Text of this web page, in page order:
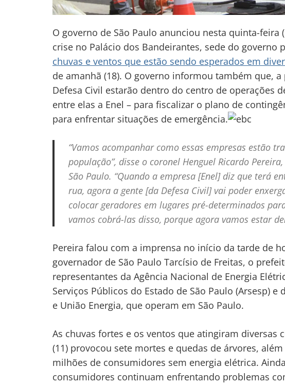
O governo de São Paulo anunciou nesta quinta-
crise no Palácio dos Bandeirantes, sede do governo
chuvas e ventos que estão sendo esperados em
de amanhã (18). O governo informou também que,
Defesa Civil estarão dentro do centro de operações
entre elas a Enel – para fiscalizar o plano de
para enfrentar situações de emergência.
“Vamos acompanhar como essas empresas estão
população”, disse o coronel Henguel Ricardo
São Paulo. “Quando a empresa [Enel] diz que terá
rua, agora a gente [da Defesa Civil] vai poder
colocar geradores em lugares pré-determinados
vamos cobrá-las disso, porque agora vamos estar
Pereira falou com a imprensa no início da tarde de
governador de São Paulo Tarcísio de Freitas, o
representantes da Agência Nacional de Energia
Serviços Públicos do Estado de São Paulo (Arsesp) e
e União Energia, que operam em São Paulo.
As chuvas fortes e os ventos que atingiram diversas
(11) provocou sete mortes e quedas de árvores,
milhões de consumidores sem energia elétrica.
consumidores continuam enfrentando problemas
Navegação